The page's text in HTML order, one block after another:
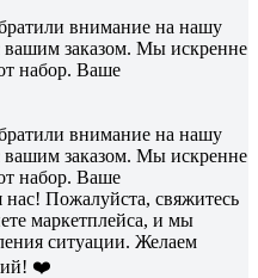
внимание на нашу
вашим заказом. Мы искренне
набор. Ваше
внимание на нашу
вашим заказом. Мы искренне
набор. Ваше
нас! Пожалуйста, свяжитесь
маркетплейса, и мы
ситуации. Желаем
❤️